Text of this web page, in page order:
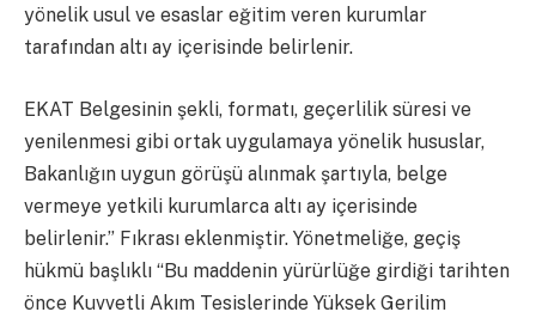
yönelik usul ve esaslar eğitim veren kurumlar
tarafından altı ay içerisinde belirlenir.
EKAT Belgesinin şekli, formatı, geçerlilik süresi ve
yenilenmesi gibi ortak uygulamaya yönelik hususlar,
Bakanlığın uygun görüşü alınmak şartıyla, belge
vermeye yetkili kurumlarca altı ay içerisinde
belirlenir.” Fıkrası eklenmiştir. Yönetmeliğe, geçiş
hükmü başlıklı “Bu maddenin yürürlüğe girdiği tarihten
önce Kuvvetli Akım Tesislerinde Yüksek Gerilim